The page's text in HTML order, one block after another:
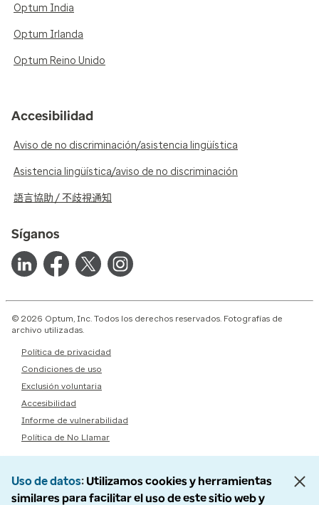
Optum India
Optum Irlanda
Optum Reino Unido
Accesibilidad
Aviso de no discriminación/asistencia lingüística
Asistencia lingüística/aviso de no discriminación
語言協助 / 不歧視通知
Síganos
© 2026 Optum, Inc. Todos los derechos reservados. Fotografías de
archivo utilizadas.
Política de privacidad
Condiciones de uso
Exclusión voluntaria
Accesibilidad
Informe de vulnerabilidad
Política de No Llamar
Uso de datos Utilizamos cookies y herramientas
similares para facilitar el uso de este sitio web y